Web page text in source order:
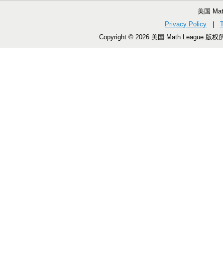
美国
Privacy Policy
Copyright © 2026 美国 Math League 版